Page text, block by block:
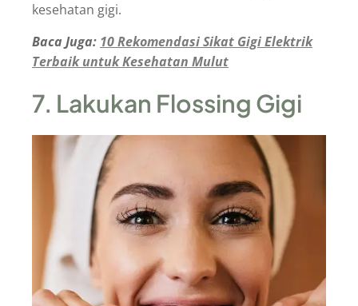
kesehatan gigi.
Baca Juga: 10 Rekomendasi Sikat Gigi Elektrik
Terbaik untuk Kesehatan Mulut
7. Lakukan Flossing Gigi